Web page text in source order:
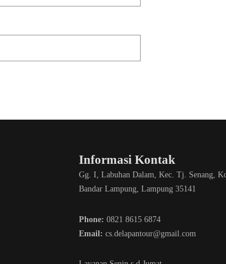
Informasi Kontak
Gg. I, Labuhan Dalam, Kec. Tj. Senang,
Bandar Lampung, Lampung 35141
Phone: 0821 8615 6874
Email: cs.delapantour@gmail.com